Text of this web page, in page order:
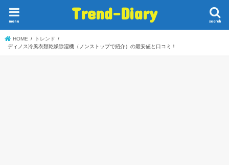
Trend-Diary search
menu
HOME
トレンド
ディノス冷風衣類乾燥除湿機（ノンストップで紹介）の最安値と口コミ！